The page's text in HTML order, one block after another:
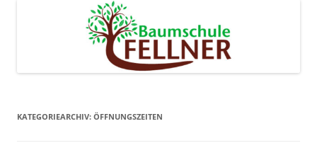
KATEGORIEARCHIV: ÖFFNUNGSZEITEN